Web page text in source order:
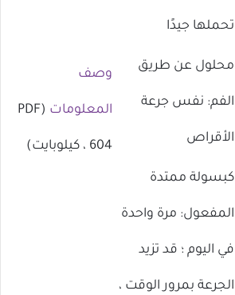
تحملها جيدًا
محلول عن طريق
الفم: نفس جرعة
الأقراص
كبسولة ممتدة
المفعول: مرة واحدة
في اليوم ؛ قد تزيد
الجرعة بمرور الوقت ،
وصف
المعلومات (PDF
، 604 كيلوبايت)